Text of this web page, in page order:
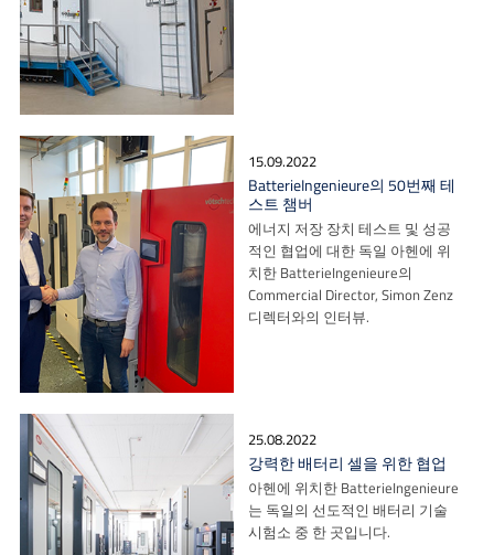
15.09.2022
BatterieIngenieure의 50번째 테
스트 챔버
에너지 저장 장치 테스트 및 성공
적인 협업에 대한 독일 아헨에 위
치한 BatterieIngenieure의
Commercial Director, Simon Zenz
디렉터와의 인터뷰.
25.08.2022
강력한 배터리 셀을 위한 협업
아헨에 위치한 BatterieIngenieure
는 독일의 선도적인 배터리 기술
시험소 중 한 곳입니다.